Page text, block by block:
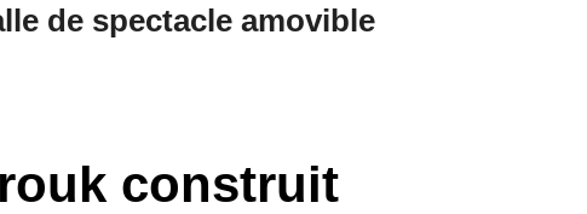
de spectacle amovible
construit